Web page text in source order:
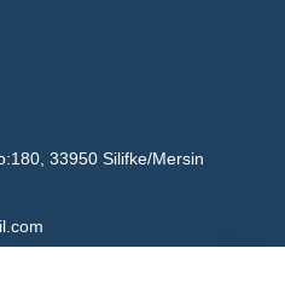
33950 Silifke/Mersin